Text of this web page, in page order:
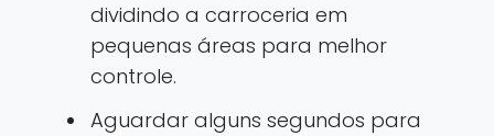
dividindo a carroceria em
pequenas áreas para melhor
controle.
Aguardar alguns segundos para